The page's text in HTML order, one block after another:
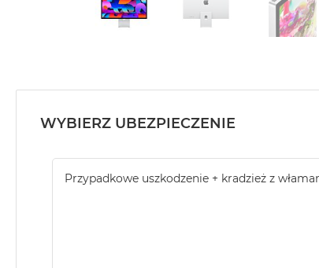
WYBIERZ UBEZPIECZENIE
Przypadkowe uszkodzenie + kradzież z